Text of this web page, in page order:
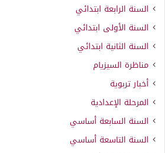
السنة الرابعة ابتدائي
السنة الأولى ابتدائي
السنة الثانية ابتدائي
مناظرة السيزيام
أخبار تربوية
المرحلة الإعدادية
السنة السابعة أساسي
السنة التاسعة أساسي